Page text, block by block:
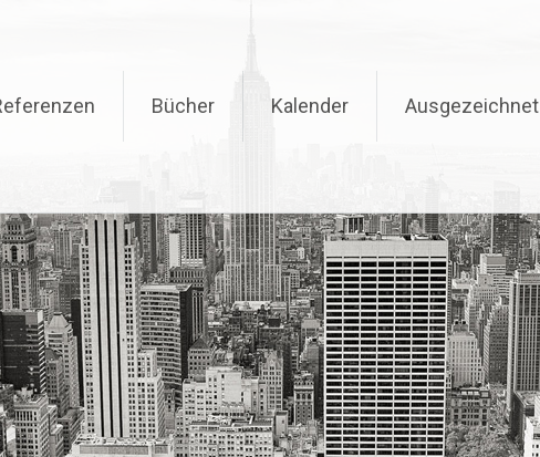
Bücher Kalender Ausgezeichnet